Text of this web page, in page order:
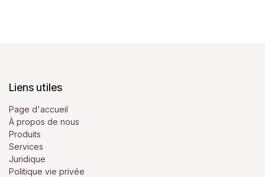
Liens utiles
Page d'accueil
À propos de nous
Produits
Services
Juridique
Politique vie privée